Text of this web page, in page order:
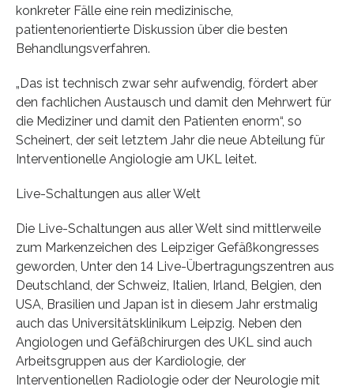
konkreter Fälle eine rein medizinische,
patientenorientierte Diskussion über die besten
Behandlungsverfahren.
„Das ist technisch zwar sehr aufwendig, fördert aber
den fachlichen Austausch und damit den Mehrwert für
die Mediziner und damit den Patienten enorm“, so
Scheinert, der seit letztem Jahr die neue Abteilung für
Interventionelle Angiologie am UKL leitet.
Live-Schaltungen aus aller Welt
Die Live-Schaltungen aus aller Welt sind mittlerweile
zum Markenzeichen des Leipziger Gefäßkongresses
geworden, Unter den 14 Live-Übertragungszentren aus
Deutschland, der Schweiz, Italien, Irland, Belgien, den
USA, Brasilien und Japan ist in diesem Jahr erstmalig
auch das Universitätsklinikum Leipzig. Neben den
Angiologen und Gefäßchirurgen des UKL sind auch
Arbeitsgruppen aus der Kardiologie, der
Interventionellen Radiologie oder der Neurologie mit